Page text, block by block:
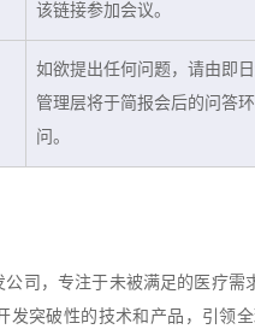
该链接参加会议。
如欲提出任何问题，请由即
管理层将于简报会后的问答
问。
司，专注于未被满足的医疗
发突破性的技术和产品，引领